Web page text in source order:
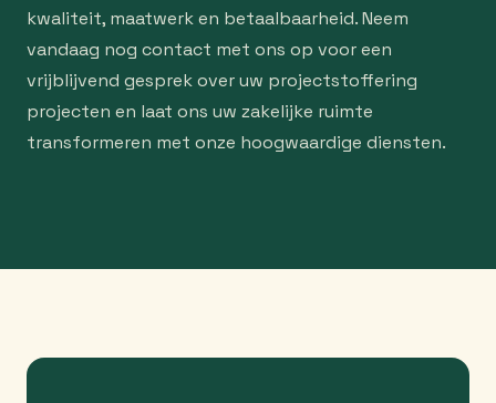
kwaliteit, maatwerk en betaalbaarheid. Neem
vandaag nog contact met ons op voor een
vrijblijvend gesprek over uw projectstoffering
projecten en laat ons uw zakelijke ruimte
transformeren met onze hoogwaardige diensten.